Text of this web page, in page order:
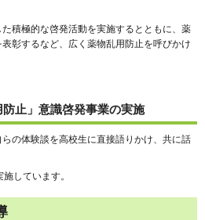
積極的な啓発活動を実施するとともに、薬
彰するなど、広く薬物乱用防止を呼びかけ
止」意識啓発事業の実施
の体験談を高校生に直接語りかけ、共に話
しています。